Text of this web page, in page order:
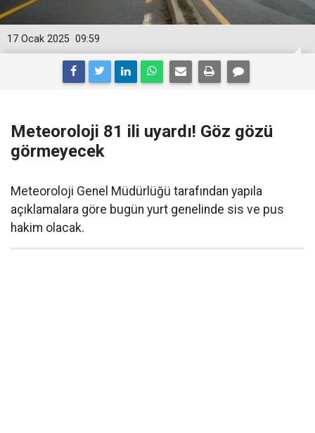
09:59
17 Ocak 2025
Meteoroloji 81 ili uyardı! Göz gözü
görmeyecek
Meteoroloji Genel Müdürlüğü tarafından yapıla
açıklamalara göre bugün yurt genelinde sis ve pus
hakim olacak.